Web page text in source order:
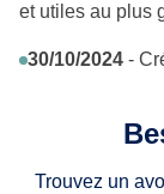
et utiles au plus
30/10/2024 -
Trouvez un